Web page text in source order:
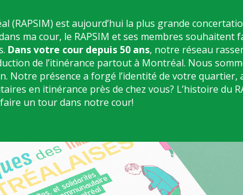
(RAPSIM) est aujourd’hui la plus grande
ma cour, le RAPSIM et ses membres souhaitent
Dans votre cour depuis 50 ans, notre réseau
de l’itinérance partout à Montréal. Nous
Notre présence a forgé l’identité de votre quartier,
en itinérance près de chez vous? L’histoire du
un tour dans notre cour!